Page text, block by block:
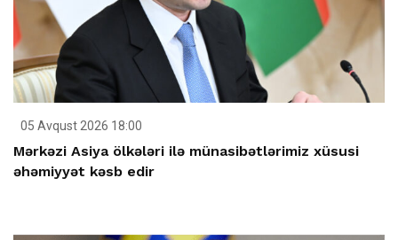
05 Avqust 2026 18:00
Mərkəzi Asiya ölkələri ilə münasibətlərimiz xüsusi
əhəmiyyət kəsb edir